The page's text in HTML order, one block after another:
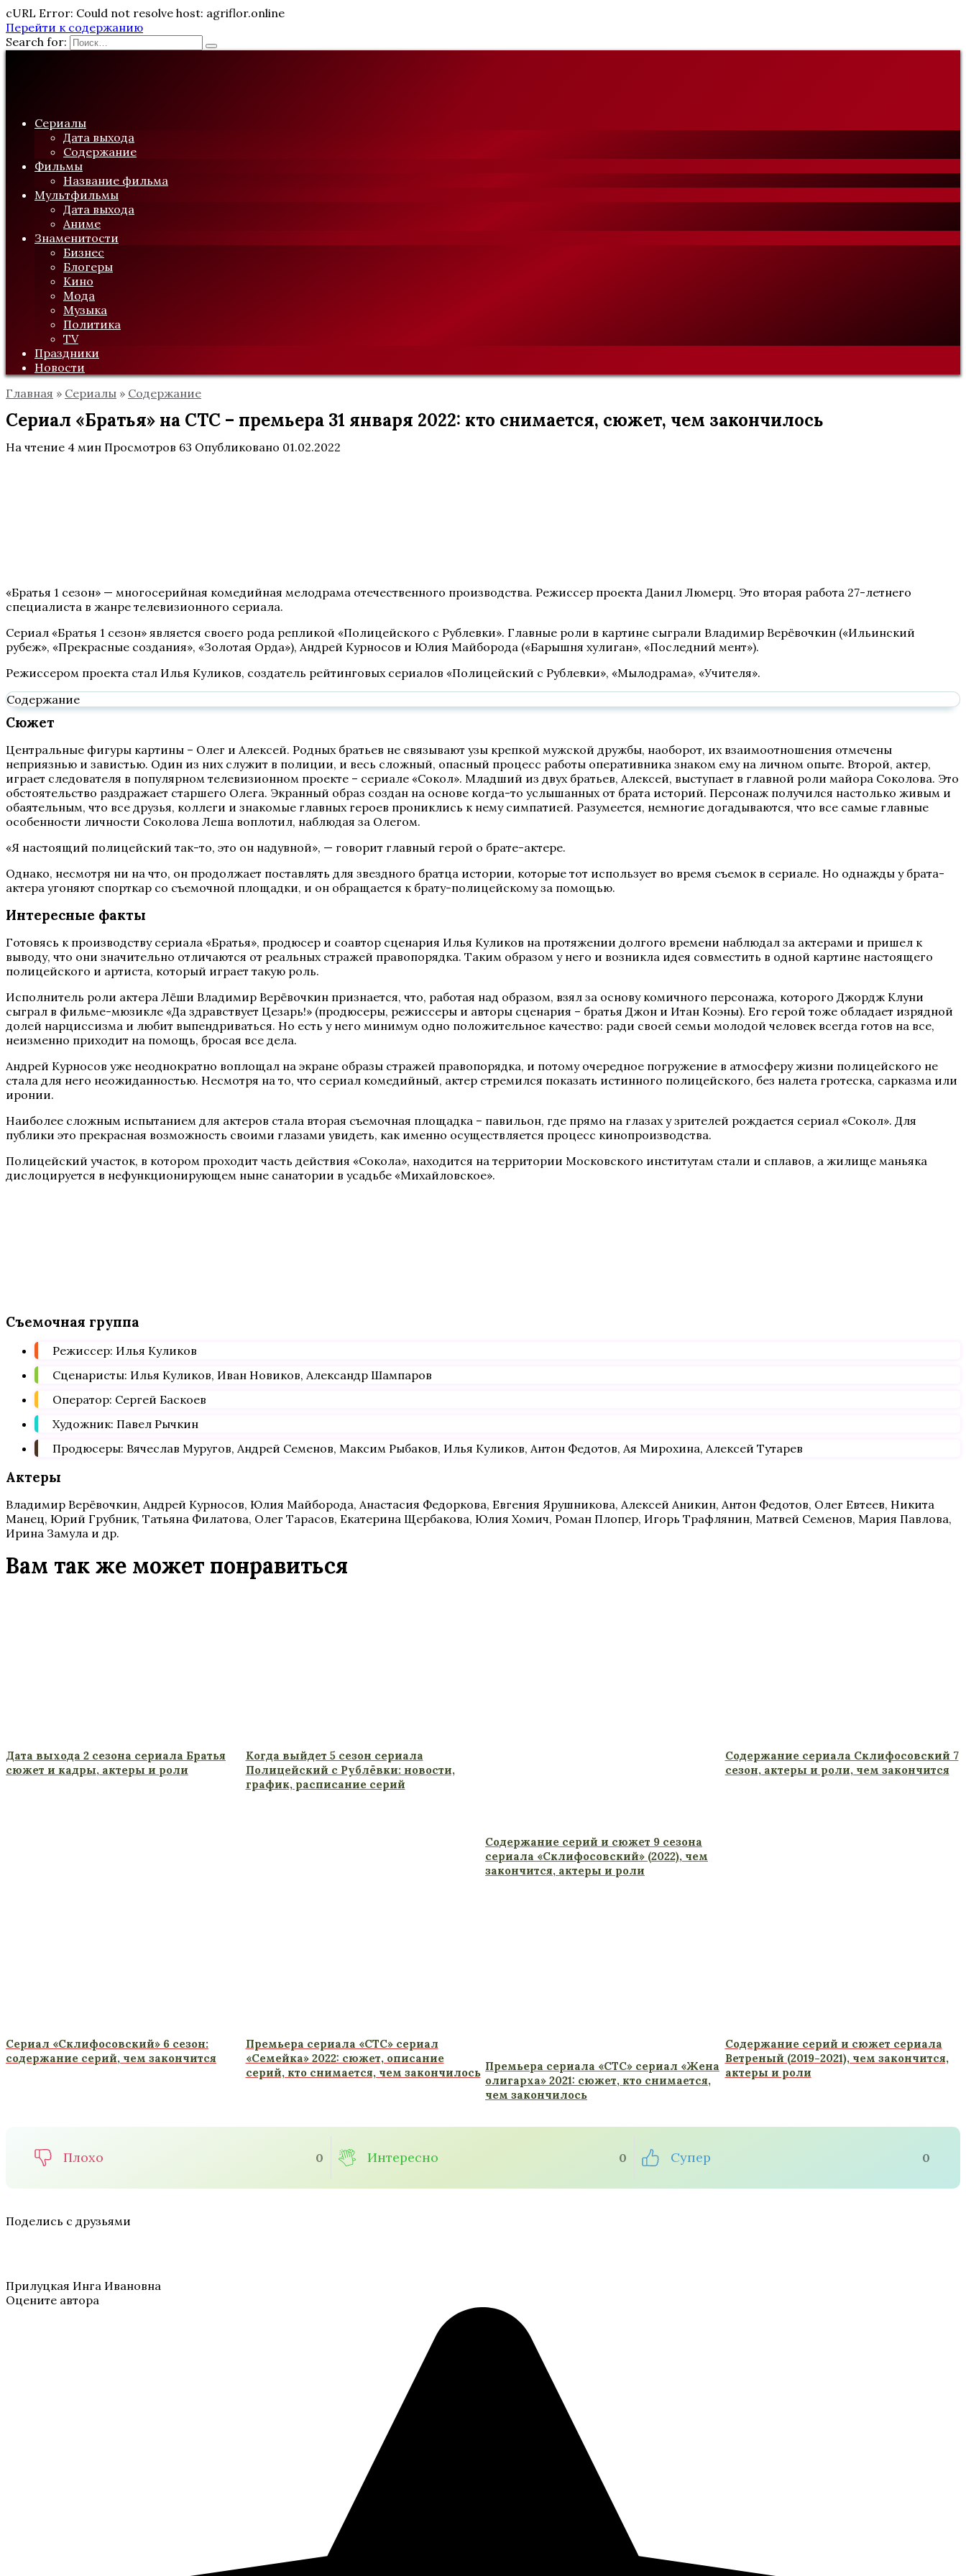
cURL Error: Could not resolve host: agriflor.online
Перейти к содержанию
Search for:
Сериалы
Дата выхода
Содержание
Фильмы
Название фильма
Мультфильмы
Дата выхода
Аниме
Знаменитости
Бизнес
Блогеры
Кино
Мода
Музыка
Политика
TV
Праздники
Новости
Главная » Сериалы » Содержание
Сериал «Братья» на СТС – премьера 31 января 2022: кто снимается, сюжет, чем закончилось
На чтение 4 мин Просмотров 63 Опубликовано 01.02.2022
«Братья 1 сезон» — многосерийная комедийная мелодрама отечественного производства. Режиссер проекта Данил Люмерц. Это вторая работа 27-летнего
специалиста в жанре телевизионного сериала.
Сериал «Братья 1 сезон» является своего рода репликой «Полицейского с Рублевки». Главные роли в картине сыграли Владимир Верёвочкин («Ильинский
рубеж», «Прекрасные создания», «Золотая Орда»), Андрей Курносов и Юлия Майборода («Барышня хулиган», «Последний мент»).
Режиссером проекта стал Илья Куликов, создатель рейтинговых сериалов «Полицейский с Рублевки», «Мылодрама», «Учителя».
Содержание
Сюжет
Центральные фигуры картины – Олег и Алексей. Родных братьев не связывают узы крепкой мужской дружбы, наоборот, их взаимоотношения отмечены
неприязнью и завистью. Один из них служит в полиции, и весь сложный, опасный процесс работы оперативника знаком ему на личном опыте. Второй, актер,
играет следователя в популярном телевизионном проекте – сериале «Сокол». Младший из двух братьев, Алексей, выступает в главной роли майора Соколова. Это
обстоятельство раздражает старшего Олега. Экранный образ создан на основе когда-то услышанных от брата историй. Персонаж получился настолько живым и
обаятельным, что все друзья, коллеги и знакомые главных героев прониклись к нему симпатией. Разумеется, немногие догадываются, что все самые главные
особенности личности Соколова Леша воплотил, наблюдая за Олегом.
«Я настоящий полицейский так-то, это он надувной», — говорит главный герой о брате-актере.
Однако, несмотря ни на что, он продолжает поставлять для звездного братца истории, которые тот использует во время съемок в сериале. Но однажды у брата-
актера угоняют спорткар со съемочной площадки, и он обращается к брату-полицейскому за помощью.
Интересные факты
Готовясь к производству сериала «Братья», продюсер и соавтор сценария Илья Куликов на протяжении долгого времени наблюдал за актерами и пришел к
выводу, что они значительно отличаются от реальных стражей правопорядка. Таким образом у него и возникла идея совместить в одной картине настоящего
полицейского и артиста, который играет такую роль.
Исполнитель роли актера Лёши Владимир Верёвочкин признается, что, работая над образом, взял за основу комичного персонажа, которого Джордж Клуни
сыграл в фильме-мюзикле «Да здравствует Цезарь!» (продюсеры, режиссеры и авторы сценария – братья Джон и Итан Коэны). Его герой тоже обладает изрядной
долей нарциссизма и любит выпендриваться. Но есть у него минимум одно положительное качество: ради своей семьи молодой человек всегда готов на все,
неизменно приходит на помощь, бросая все дела.
Андрей Курносов уже неоднократно воплощал на экране образы стражей правопорядка, и потому очередное погружение в атмосферу жизни полицейского не
стала для него неожиданностью. Несмотря на то, что сериал комедийный, актер стремился показать истинного полицейского, без налета гротеска, сарказма или
иронии.
Наиболее сложным испытанием для актеров стала вторая съемочная площадка – павильон, где прямо на глазах у зрителей рождается сериал «Сокол». Для
публики это прекрасная возможность своими глазами увидеть, как именно осуществляется процесс кинопроизводства.
Полицейский участок, в котором проходит часть действия «Сокола», находится на территории Московского институтам стали и сплавов, а жилище маньяка
дислоцируется в нефункционирующем ныне санатории в усадьбе «Михайловское».
Съемочная группа
Режиссер: Илья Куликов
Сценаристы: Илья Куликов, Иван Новиков, Александр Шампаров
Оператор: Сергей Баскоев
Художник: Павел Рычкин
Продюсеры: Вячеслав Муругов, Андрей Семенов, Максим Рыбаков, Илья Куликов, Антон Федотов, Ая Мирохина, Алексей Тутарев
Актеры
Владимир Верёвочкин, Андрей Курносов, Юлия Майборода, Анастасия Федоркова, Евгения Ярушникова, Алексей Аникин, Антон Федотов, Олег Евтеев, Никита
Манец, Юрий Грубник, Татьяна Филатова, Олег Тарасов, Екатерина Щербакова, Юлия Хомич, Роман Плопер, Игорь Трафлянин, Матвей Семенов, Мария Павлова,
Ирина Замула и др.
Вам так же может понравиться
Дата выхода 2 сезона сериала Братья
сюжет и кадры, актеры и роли
Когда выйдет 5 сезон сериала
Полицейский с Рублёвки: новости,
график, расписание серий
Содержание серий и сюжет 9 сезона
сериала «Склифосовский» (2022), чем
закончится, актеры и роли
Содержание сериала Склифосовский 7
сезон, актеры и роли, чем закончится
Сериал «Склифосовский» 6 сезон:
содержание серий, чем закончится
Премьера сериала «СТС» сериал
«Семейка» 2022: сюжет, описание
серий, кто снимается, чем закончилось Премьера сериала «СТС» сериал «Жена
олигарха» 2021: сюжет, кто снимается,
чем закончилось
Содержание серий и сюжет сериала
Ветреный (2019-2021), чем закончится,
актеры и роли
Плохо 0 Интересно 0 Супер 0
Поделись с друзьями
Прилуцкая Инга Ивановна
Оцените автора